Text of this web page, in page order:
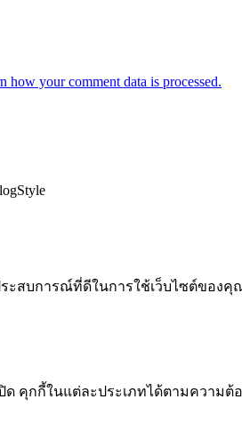
how your comment data is processed.
ะสบการณ์ที่ดีในการใช้เว็บไซต์ของ
คุกกี้ในแต่ละประเภทได้ตามความต้